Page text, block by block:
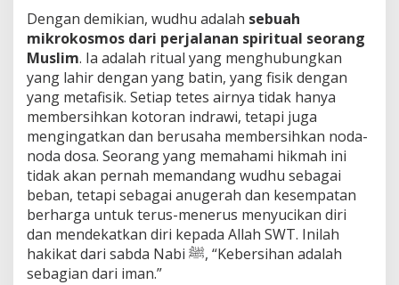
Dengan demikian, wudhu adalah sebuah
mikrokosmos dari perjalanan spiritual seorang
Muslim. Ia adalah ritual yang menghubungkan
yang lahir dengan yang batin, yang fisik dengan
yang metafisik. Setiap tetes airnya tidak hanya
membersihkan kotoran indrawi, tetapi juga
mengingatkan dan berusaha membersihkan noda-
noda dosa. Seorang yang memahami hikmah ini
tidak akan pernah memandang wudhu sebagai
beban, tetapi sebagai anugerah dan kesempatan
berharga untuk terus-menerus menyucikan diri
dan mendekatkan diri kepada Allah SWT. Inilah
hakikat dari sabda Nabi ﷺ, “Kebersihan adalah
sebagian dari iman.”